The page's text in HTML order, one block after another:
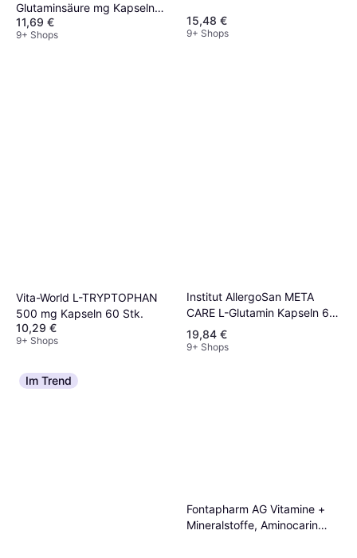
Glutaminsäure mg Kapseln
100 Stk.
11,69 €
9+ Shops
15,48 €
9+ Shops
Vita-World L-TRYPTOPHAN
500 mg Kapseln 60 Stk.
10,29 €
9+ Shops
Institut AllergoSan META
CARE L-Glutamin Kapseln 60
Stk.
19,84 €
9+ Shops
Im Trend
Fontapharm AG Vitamine +
Mineralstoffe, Aminocarin